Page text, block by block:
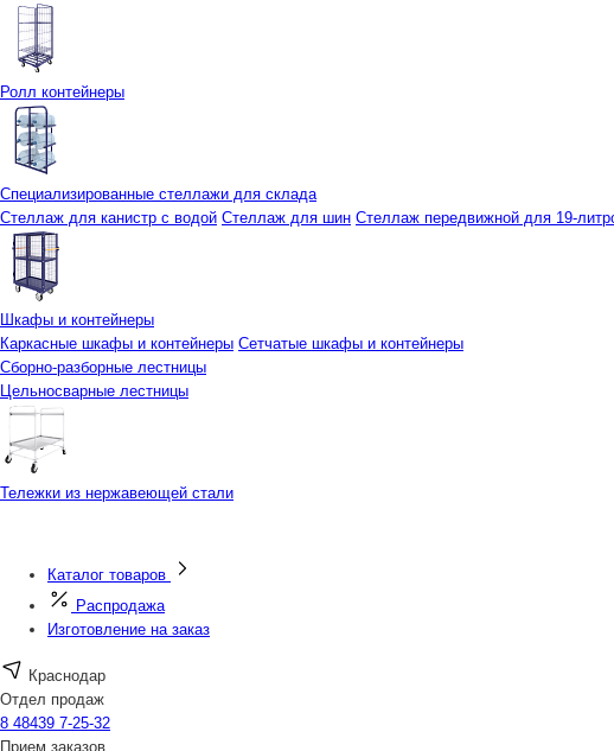
Ролл контейнеры
Специализированные стеллажи для склада
Стеллаж для канистр с водой Стеллаж для шин Стеллаж передвижной для 19-
Шкафы и контейнеры
Каркасные шкафы и контейнеры Сетчатые шкафы и контейнеры
Сборно-разборные лестницы
Цельносварные лестницы
Тележки из нержавеющей стали
Каталог товаров
Распродажа
Изготовление на заказ
Краснодар
Отдел продаж
8 48439 7-25-32
Прием заказов